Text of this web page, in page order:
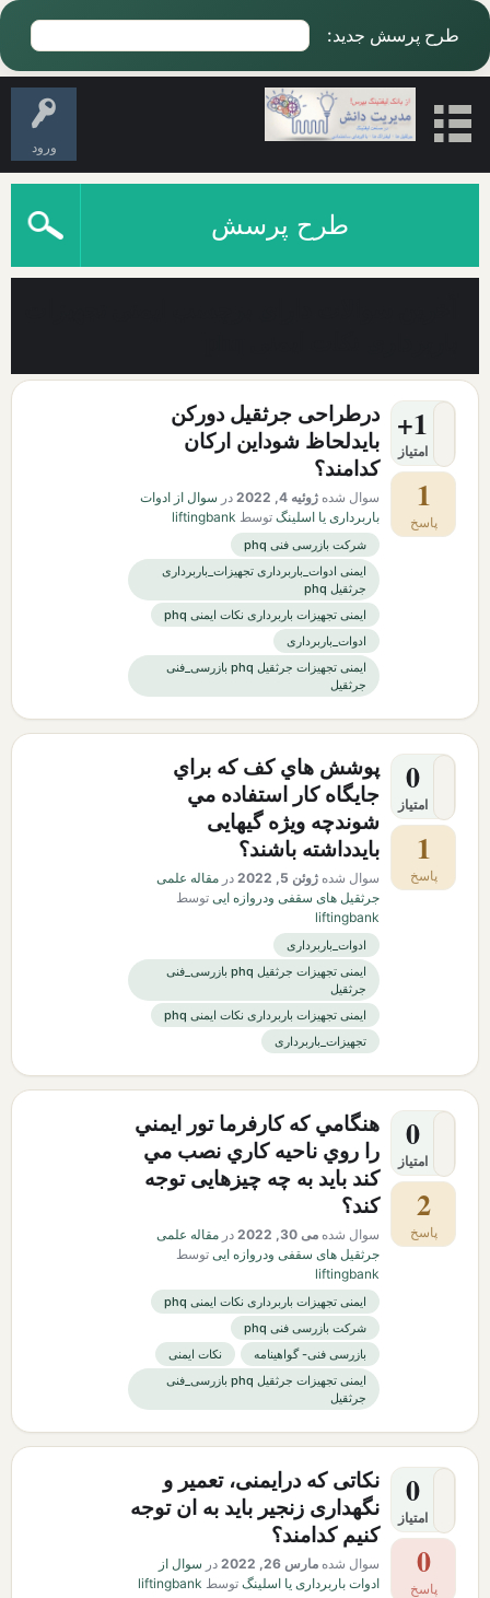
طرح پرسش جدید:
ورود
طرح پرسش
+1
امتیاز
1
پاسخ
درطراحی جرثقیل دورکن
بایدلحاظ شوداین ارکان
کدامند؟
سوال شده ژوئیه 4, 2022 در سوال از ادوات
باربرداری یا اسلینگ توسط liftingbank
شرکت بازرسی فنی phq
ایمنی ادوات_باربرداری تجهیزات_باربرداری
جرثقیل phq
ایمنی تجهیزات باربرداری نکات ایمنی phq
ادوات_باربرداری
ایمنی تجهیزات جرثقیل phq بازرسی_فنی
جرثقیل
0
امتیاز
1
پاسخ
پوشش هاي كف كه براي
جايگاه كار استفاده مي
شوندچه ویژه گیهایی
بایدداشته باشند؟
سوال شده ژوئن 5, 2022 در مقاله علمی
جرثقیل های سقفی ودروازه ایی توسط
liftingbank
ادوات_باربرداری
ایمنی تجهیزات جرثقیل phq بازرسی_فنی
جرثقیل
ایمنی تجهیزات باربرداری نکات ایمنی phq
تجهیزات_باربرداری
0
امتیاز
2
پاسخ
هنگامي كه كارفرما تور ايمني
را روي ناحيه كاري نصب مي
كند باید به چه چیزهایی توجه
کند؟
سوال شده می 30, 2022 در مقاله علمی
جرثقیل های سقفی ودروازه ایی توسط
liftingbank
ایمنی تجهیزات باربرداری نکات ایمنی phq
شرکت بازرسی فنی phq
بازرسی فنی- گواهینامه
نکات ایمنی
ایمنی تجهیزات جرثقیل phq بازرسی_فنی
جرثقیل
0
امتیاز
0
پاسخ
نکاتی که درایمنی، تعمیر و
نگهداری زنجیر باید به ان توجه
کنیم کدامند؟
سوال شده مارس 26, 2022 در سوال از
ادوات باربرداری یا اسلینگ توسط liftingbank